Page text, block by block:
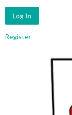
Register